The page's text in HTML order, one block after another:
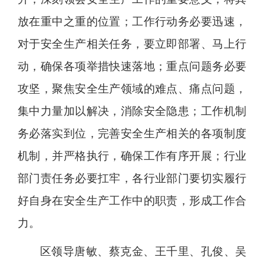
放在重中之重的位置；工作行动务必要迅速，
对于安全生产相关任务，要立即部署、马上行
动，确保各项举措快速落地；重点问题务必要
攻坚，聚焦安全生产领域的难点、痛点问题，
集中力量加以解决，消除安全隐患；工作机制
务必落实到位，完善安全生产相关的各项制度
机制，并严格执行，确保工作有序开展；行业
部门责任务必要扛牢，各行业部门要切实履行
好自身在安全生产工作中的职责，形成工作合
力。
区领导唐敏、蔡克金、王千里、孔俊、吴